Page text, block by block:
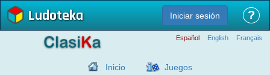
Ludoteka Iniciar sesión ?
Español English Français
Inicio
Juegos